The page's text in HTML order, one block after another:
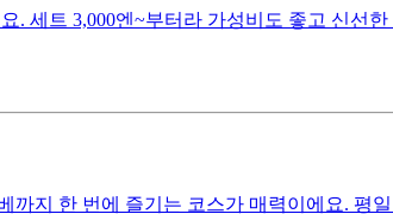
. 세트 3,000엔~부터라 가성비도 좋고 신선
까지 한 번에 즐기는 코스가 매력이에요. 평